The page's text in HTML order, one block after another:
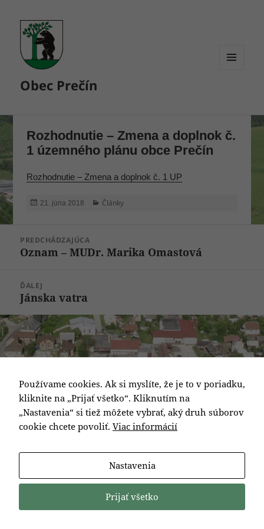
Obec Prečín
Rozhodnutie – Zmena a doplnok č.
1 územného plánu obce Prečín
Rozhodnutie – Zmena a doplnok č. 1 UP
Publikované
21. júna 2018 Kategórie
Články
článku
PREDCHÁDZAJÚCA
Predchádzajúci
Oznam – MUDr. Marika Omastová
ĎALEJ
Ďalší
Jánska vatra
Používame cookies. Ak si myslíte, že je to v poriadku,
kliknite na „Prijať všetko“. Kliknutím na
„Nastavenia“ si tiež môžete vybrať, aký druh súborov
cookie chcete povoliť. Viac informácií
Nastavenia
Prijať všetko